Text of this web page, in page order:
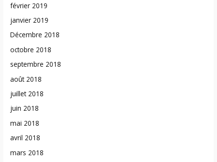
février 2019
janvier 2019
Décembre 2018
octobre 2018
septembre 2018
août 2018
juillet 2018
juin 2018
mai 2018
avril 2018
mars 2018